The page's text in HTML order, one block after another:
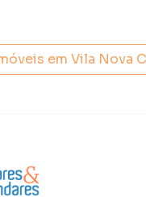
é uma imobiliária digital
Brasil, incluindo São
e locamos
em Vila Nova
equipe de marketing
em Vila Nova